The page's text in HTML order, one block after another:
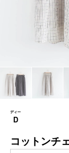
D
ディー
コットンチ